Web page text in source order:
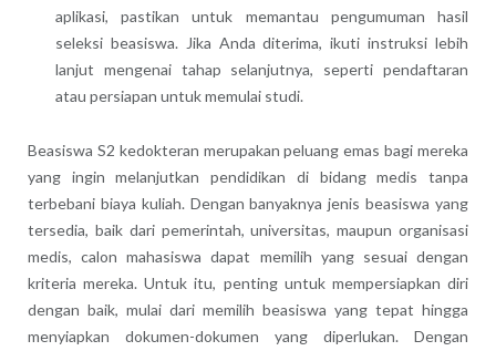
aplikasi, pastikan untuk memantau pengumuman hasil
seleksi beasiswa. Jika Anda diterima, ikuti instruksi lebih
lanjut mengenai tahap selanjutnya, seperti pendaftaran
atau persiapan untuk memulai studi.
Beasiswa S2 kedokteran merupakan peluang emas bagi mereka
yang ingin melanjutkan pendidikan di bidang medis tanpa
terbebani biaya kuliah. Dengan banyaknya jenis beasiswa yang
tersedia, baik dari pemerintah, universitas, maupun organisasi
medis, calon mahasiswa dapat memilih yang sesuai dengan
kriteria mereka. Untuk itu, penting untuk mempersiapkan diri
dengan baik, mulai dari memilih beasiswa yang tepat hingga
menyiapkan dokumen-dokumen yang diperlukan. Dengan